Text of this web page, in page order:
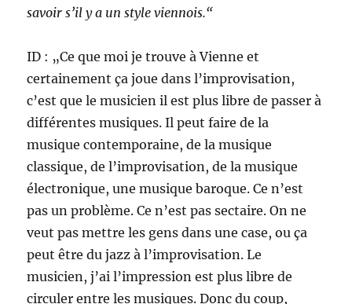
savoir s’il y a un style viennois.“
ID : „Ce que moi je trouve à Vienne et
certainement ça joue dans l’improvisation,
c’est que le musicien il est plus libre de passer à
différentes musiques. Il peut faire de la
musique contemporaine, de la musique
classique, de l’improvisation, de la musique
électronique, une musique baroque. Ce n’est
pas un problème. Ce n’est pas sectaire. On ne
veut pas mettre les gens dans une case, ou ça
peut être du jazz à l’improvisation. Le
musicien, j’ai l’impression est plus libre de
circuler entre les musiques. Donc du coup,